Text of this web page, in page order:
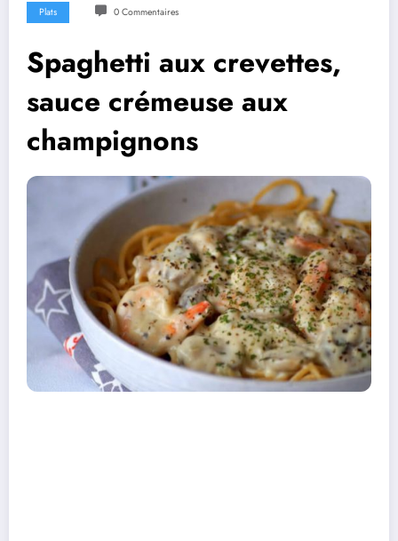
Plats 0 Commentaires
Spaghetti aux crevettes,
sauce crémeuse aux
champignons